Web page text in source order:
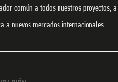
común a todos nuestros proyectos,
a nuevos mercados internacionales.